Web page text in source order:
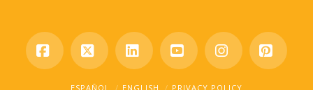
ESPAÑOL ENGLISH PRIVACY POLICY